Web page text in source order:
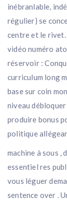
inébranlable,
régulier) se
centre et le
vidéo numéro
réservoir :
curriculum long
base sur coin
niveau
produire bonus
politique
machine à sous
essentiel res
vous léguer
sentence over .